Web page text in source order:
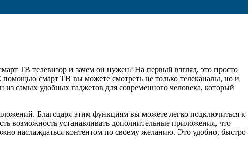
ТВ телевизор и зачем он нужен? На первый взгляд, это просто
смарт ТВ вы можете смотреть не только телеканалы, но и
самых удобных гаджетов для современного человека, который
Благодаря этим функциям вы можете легко подключиться к
возможность устанавливать дополнительные приложения, что
наслаждаться контентом по своему желанию. Это удобно, быстро